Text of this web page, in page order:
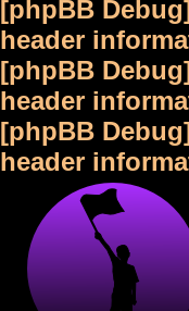
[phpBB
header
[phpBB
header
[phpBB
header